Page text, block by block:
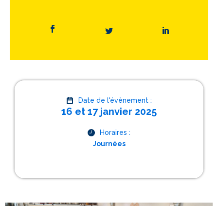
Date de l'évènement :
16 et 17 janvier 2025
Horaires :
Journées